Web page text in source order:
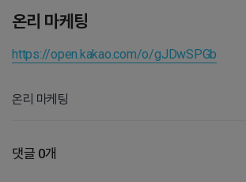
온리 마케팅
https://open.kakao.com/o/gJDwSPGb
온리 마케팅
댓글 0개